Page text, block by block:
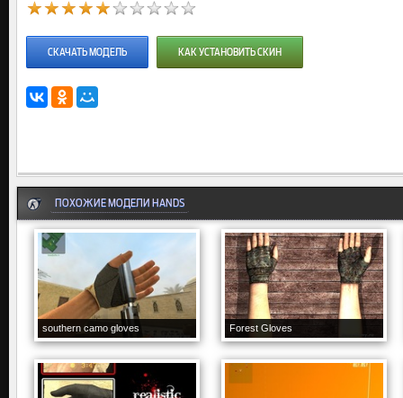
СКАЧАТЬ МОДЕЛЬ КАК УСТАНОВИТЬ СКИН
ПОХОЖИЕ МОДЕЛИ HANDS
southern camo gloves Forest Gloves